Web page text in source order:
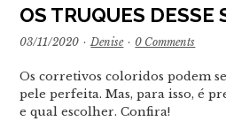
OS TRUQUES DESSE
03/11/2020 · Denise · 0 Comments
Os corretivos coloridos podem
pele perfeita. Mas, para isso, é
e qual escolher. Confira!